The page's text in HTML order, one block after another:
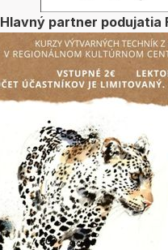
Hlavný partner podujatia